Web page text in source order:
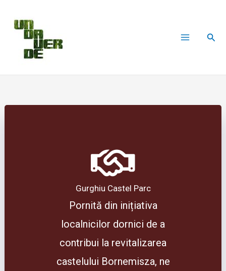
content
Gurghiu Castel Parc
Pornită din inițiativa
localnicilor dornici de a
contribui la revitalizarea
castelului Bornemisza, ne